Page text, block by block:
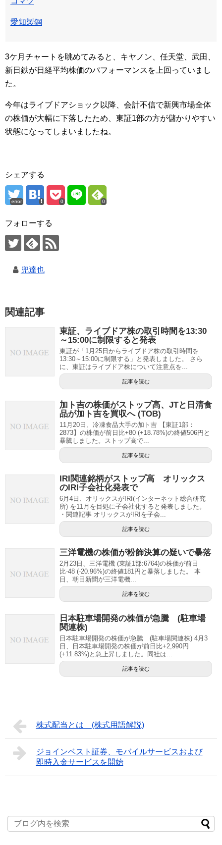
愛知製鋼
3ケ月チャートを眺めてみると、キヤノン、任天堂、武田、
新日鉄が日経平均株価のパフォーマンスを上回っていまし
た。
今年はライブドアショック以降、会計不信で新興市場全体
の株価が大幅に下落したため、東証1部の方が儲かりやすい
状態になってしまいましたね。
シェアする
error 0 0
フォローする
兜達也
関連記事
東証、ライブドア株の取引時間を13:30
～15:00に制限すると発表
東証が「1月25日からライブドア株の取引時間を
13:30～15:00に制限する」と発表しました。 さら
に、東証はライブドア株について注意点を...
記事を読む
加ト吉の株価がストップ高、JTと日清食
品が加ト吉を買収へ (TOB)
11月20日、冷凍食品大手の加ト吉 【東証1部：
2873】の株価が前日比+80 (+18.78%)の終値506円と
暴騰しました。ストップ高で...
記事を読む
IRI関連銘柄がストップ高 オリックス
のIRI子会社化発表で
6月4日、オリックスがIRI(インターネット総合研究
所) を11月を目処に子会社化すると発表しました。
・関連記事 オリックスがIRIを子会...
記事を読む
三洋電機の株価が粉飾決算の疑いで暴落
2月23日、三洋電機 (東証1部:6764)の株価が前日
比-48 (-20.96%)の終値181円と暴落しました。 本
日、朝日新聞が三洋電機...
記事を読む
日本駐車場開発の株価が急騰 (駐車場
関連株)
日本駐車場開発の株価が急騰 (駐車場関連株) 4月3
日、日本駐車場開発の株価が前日比+2,990円
(+11.83%)と急上昇しました。同社は...
記事を読む
株式配当とは (株式用語解説)
ジョインベスト証券、モバイルサービスおよび
即時入金サービスを開始